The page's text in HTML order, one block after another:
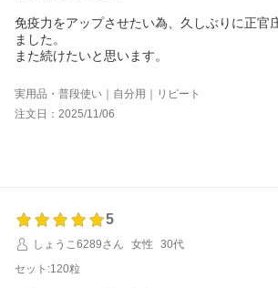
免疫力をアップさせたい為、久しぶりに正官
ました。
また続けたいと思います。
実用品・普段使い｜自分用｜リピート
注文日：2025/11/06
5
しょうこ6289さん
女性
30代
セット:120粒